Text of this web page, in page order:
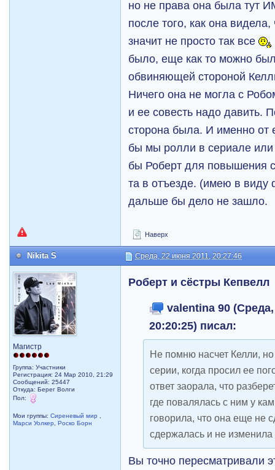
но не права она была тут
после того, как она
значит не просто так все
было, еще как то можно
обвиняющей стороной
Ничего она не могла с
и ее совесть надо
сторона была. И именно от
бы мы ролли в сериале или
бы Роберт для повышения
та в отъезде. (имею в виду
дальше бы дело не зашло.
Наверх
Nikita S Среда, 22 июня 2011, 20:27:46
Магистр
Группа: Участники
Регистрация: 24 Мар 2010, 21:29
Сообщений: 25447
Откуда: Берег Волги
Пол:
Мои группы:Сиреневый мир
Марси Уолкер
,Роско Борн
Роберт и сёстры Кепвелл
valentina 90
20:20:25) писал:
Не помню насчет Келли,
серии, когда просил ее
ответ заорала, что
где повалялась с ним у
говорила, что она еще не
сдержалась и не
Вы точно пересматривали